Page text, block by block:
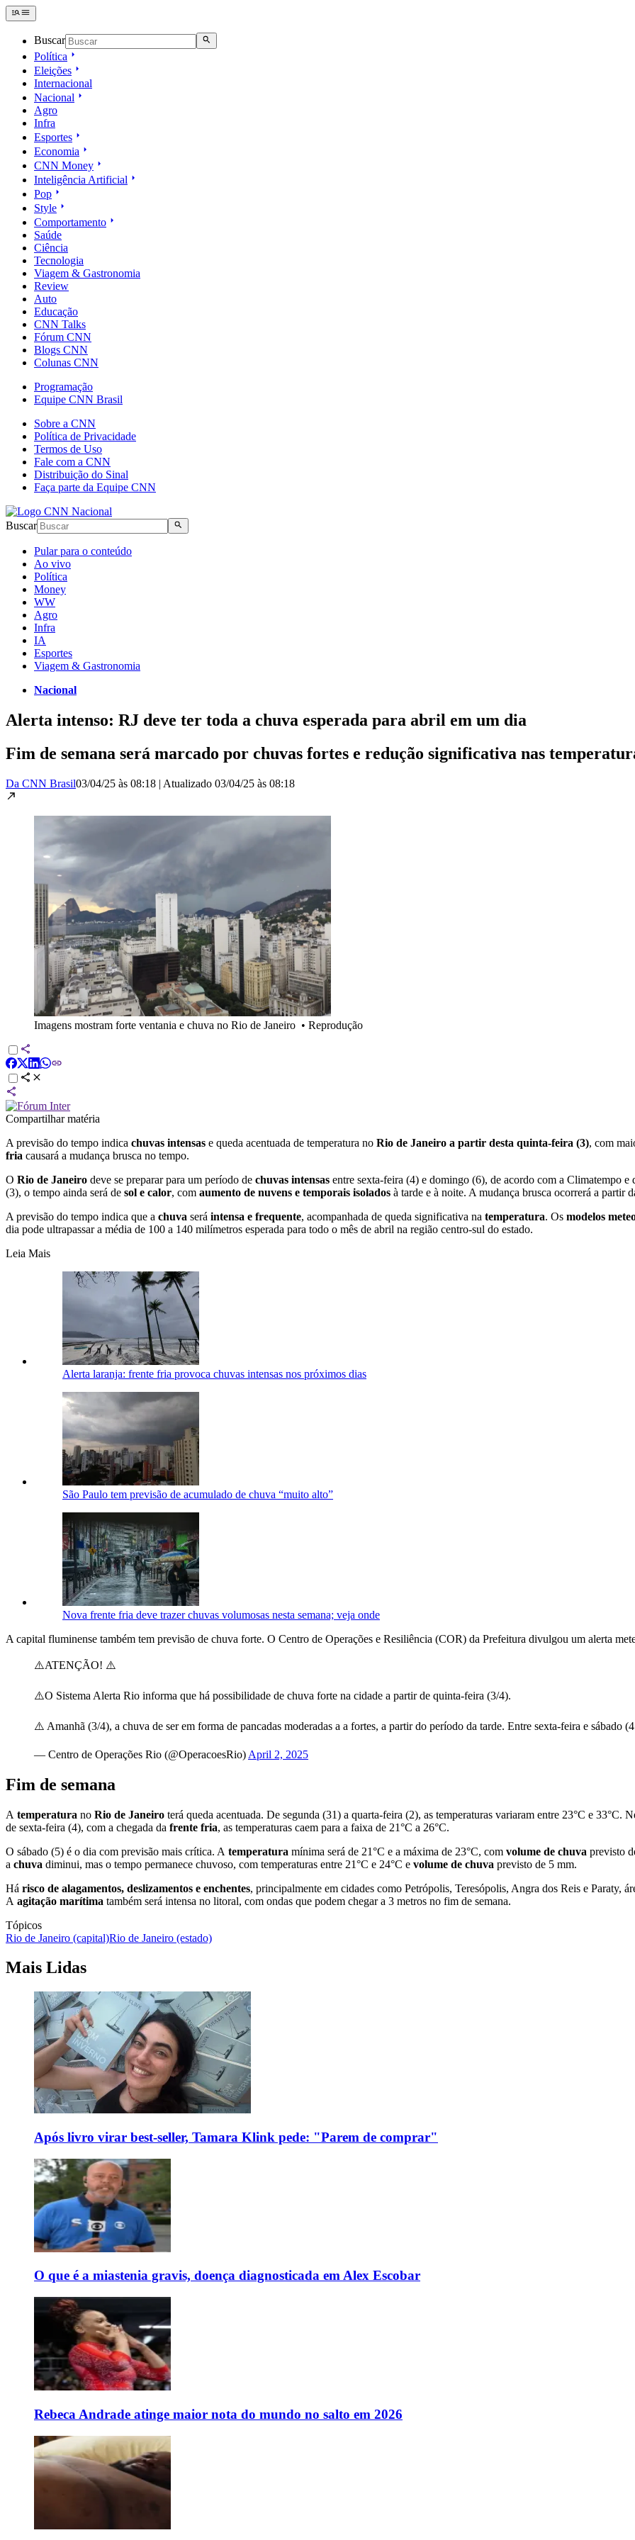
Buscar
Política
Eleições
Internacional
Nacional
Agro
Infra
Esportes
Economia
CNN Money
Inteligência Artificial
Pop
Style
Comportamento
Saúde
Ciência
Tecnologia
Viagem & Gastronomia
Review
Auto
Educação
CNN Talks
Fórum CNN
Blogs CNN
Colunas CNN
Programação
Equipe CNN Brasil
Sobre a CNN
Política de Privacidade
Termos de Uso
Fale com a CNN
Distribuição do Sinal
Faça parte da Equipe CNN
Buscar
Pular para o conteúdo
Ao vivo
Política
Money
WW
Agro
Infra
IA
Esportes
Viagem & Gastronomia
Nacional
Alerta intenso: RJ deve ter toda a chuva esperada para abril em um dia
Fim de semana será marcado por chuvas fortes e redução significativa nas
Da CNN Brasil03/04/25 às 08:18 | Atualizado 03/04/25 às 08:18
Imagens mostram forte ventania e chuva no Rio de Janeiro • Reprodução
Compartilhar matéria
A previsão do tempo indica chuvas intensas e queda acentuada de temperatura no Rio de Janeiro a partir desta quinta-feira (3), com
fria causará a mudança brusca no tempo.
O Rio de Janeiro deve se preparar para um período de chuvas intensas entre sexta-feira (4) e domingo (6), de acordo com a Climatempo
(3), o tempo ainda será de sol e calor, com aumento de nuvens e temporais isolados à tarde e à noite. A mudança brusca ocorrerá a partir
A previsão do tempo indica que a chuva será intensa e frequente, acompanhada de queda significativa na temperatura. Os modelos
dia pode ultrapassar a média de 100 a 140 milímetros esperada para todo o mês de abril na região centro-sul do estado.
Leia Mais
Alerta laranja: frente fria provoca chuvas intensas nos próximos dias
São Paulo tem previsão de acumulado de chuva “muito alto”
Nova frente fria deve trazer chuvas volumosas nesta semana; veja onde
A capital fluminense também tem previsão de chuva forte. O Centro de Operações e Resiliência (COR) da Prefeitura divulgou um alerta
⚠️ATENÇÃO! ⚠️
⚠️O Sistema Alerta Rio informa que há possibilidade de chuva forte na cidade a partir de quinta-feira (3/4).
⚠️ Amanhã (3/4), a chuva de ser em forma de pancadas moderadas a a fortes, a partir do período da tarde. Entre sexta-feira e sábado
— Centro de Operações Rio (@OperacoesRio) April 2, 2025
Fim de semana
A temperatura no Rio de Janeiro terá queda acentuada. De segunda (31) a quarta-feira (2), as temperaturas variaram entre 23°C e 33°C.
de sexta-feira (4), com a chegada da frente fria, as temperaturas caem para a faixa de 21°C a 26°C.
O sábado (5) é o dia com previsão mais crítica. A temperatura mínima será de 21°C e a máxima de 23°C, com volume de chuva previsto
a chuva diminui, mas o tempo permanece chuvoso, com temperaturas entre 21°C e 24°C e volume de chuva previsto de 5 mm.
Há risco de alagamentos, deslizamentos e enchentes, principalmente em cidades como Petrópolis, Teresópolis, Angra dos Reis e Paraty,
A agitação marítima também será intensa no litoral, com ondas que podem chegar a 3 metros no fim de semana.
Tópicos
Rio de Janeiro (capital)Rio de Janeiro (estado)
Mais Lidas
Após livro virar best-seller, Tamara Klink pede: "Parem de comprar"
O que é a miastenia gravis, doença diagnosticada em Alex Escobar
Rebeca Andrade atinge maior nota do mundo no salto em 2026